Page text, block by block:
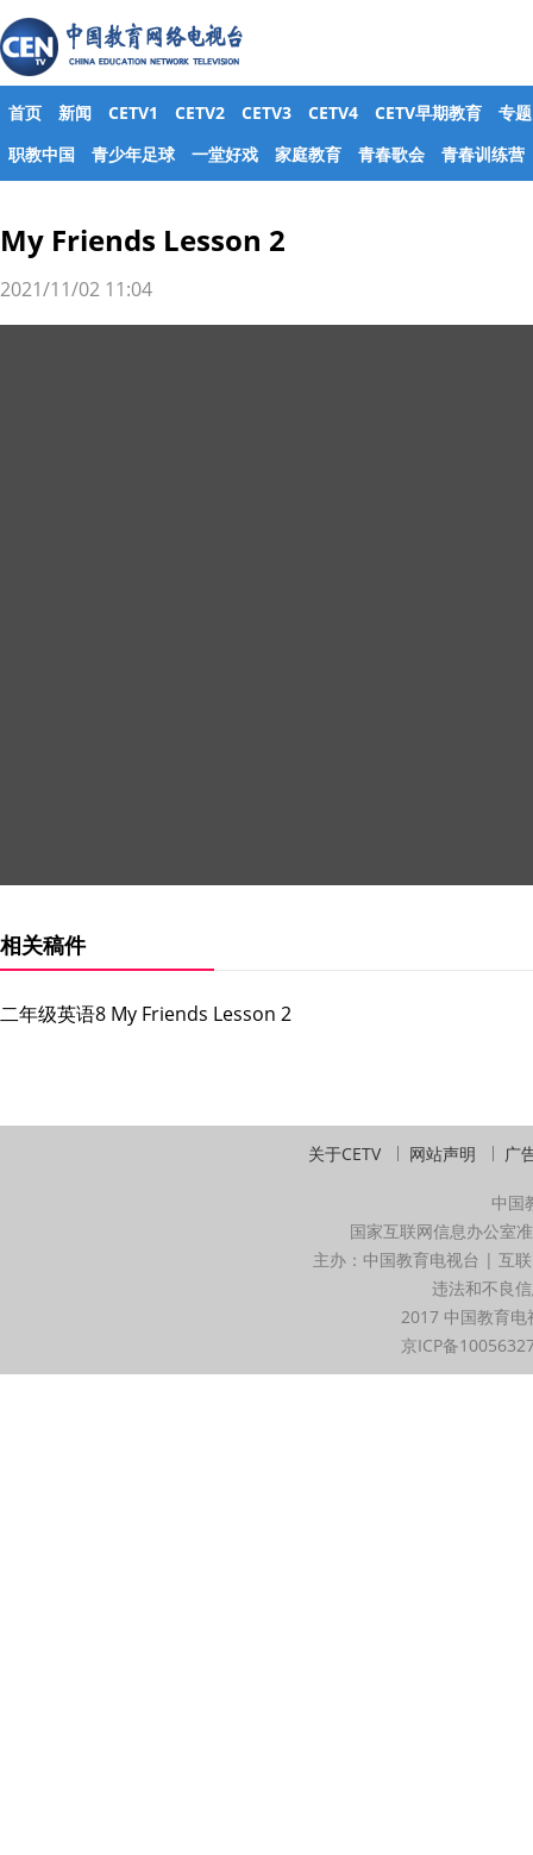
首页 新闻 CETV1 CETV2 CETV3 CETV4 CETV早期教育
专题
职教中国
青少年足球 一堂好戏 家庭教育 青春歌会 青春训练营
My Friends Lesson 2
2021/11/02 11:04
相关稿件
二年级英语8 My Friends Lesson 2
关于CETV 网站声明 广
中国
国家互联网信息办公室
主办：中国教育电视台 | 互
违法和不良
2017 中国教育
京ICP备